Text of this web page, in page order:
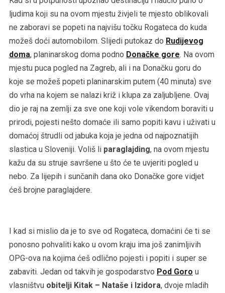
ljudima koji su na ovom mjestu živjeli te mjesto oblikovali
ne zaboravi se popeti na najvišu točku Rogateca do kuda
možeš doći automobilom. Slijedi putokaz do Rudijevog
doma, planinarskog doma podno Donačke gore. Na ovom
mjestu puca pogled na Zagreb, ali i na Donačku goru do
koje se možeš popeti planinarskim putem (40 minuta) sve
do vrha na kojem se nalazi križ i klupa za zaljubljene. Ovaj
dio je raj na zemlji za sve one koji vole vikendom boraviti u
prirodi, pojesti nešto domaće ili samo popiti kavu i uživati u
domaćoj štrudli od jabuka koja je jedna od najpoznatijih
slastica u Sloveniji. Voliš li paraglajding, na ovom mjestu
kažu da su struje savršene u što će te uvjeriti pogled u
nebo. Za lijepih i sunčanih dana oko Donačke gore vidjet
ćeš brojne paraglajdere.
I kad si mislio da je to sve od Rogateca, domaćini će ti se
ponosno pohvaliti kako u ovom kraju ima još zanimljivih
OPG-ova na kojima ćeš odlično pojesti i popiti i super se
zabaviti. Jedan od takvih je gospodarstvo Pod Goro u
vlasništvu obitelji Kitak – Nataše i Izidora, dvoje mladih